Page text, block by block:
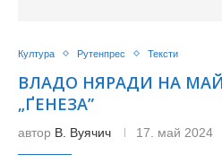
Култура Рутенпрес Тексти
ВЛАДО НЯРАДИ НА
„ҐЕНЕЗА”
автор В. Вуячич 17. май 2024